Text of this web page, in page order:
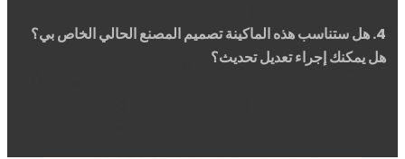
ستناسب هذه الماكينة تصميم المصنع الحالي الخاص بي؟
إجراء تعديل تحديث؟